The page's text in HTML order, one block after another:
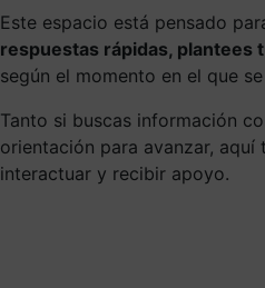
Este espacio está pensado
respuestas rápidas, plantees
según el momento en el que
Tanto si buscas información
orientación para avanzar,
interactuar y recibir apoyo.